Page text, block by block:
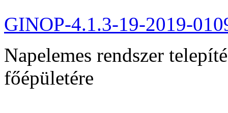
GINOP-4.1.3-19-2019-
Napelemes rendszer
főépületére